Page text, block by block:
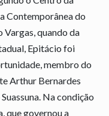
Contemporânea do
Vargas, quando da
Epitácio foi
membro do
Arthur Bernardes
Na condição
que governou a